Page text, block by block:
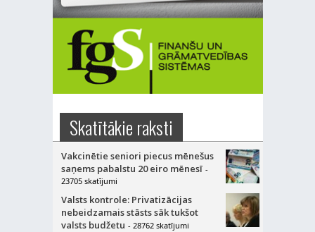
Skatītākie raksti
Vakcinētie seniori piecus mēnešus
saņems pabalstu 20 eiro mēnesī -
23705 skatījumi
Valsts kontrole: Privatizācijas
nebeidzamais stāsts sāk tukšot
valsts budžetu - 28762 skatījumi